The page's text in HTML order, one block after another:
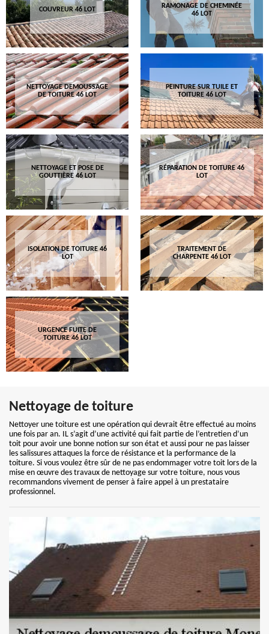
COUVREUR 46 LOT
RAMONAGE DE CHEMINÉE
46 LOT
NETTOYAGE DEMOUSSAGE
DE TOITURE 46 LOT
PEINTURE SUR TUILE ET
TOITURE 46 LOT
NETTOYAGE ET POSE DE
GOUTTIÈRE 46 LOT
RÉPARATION DE TOITURE 46
LOT
ISOLATION DE TOITURE 46
LOT
TRAITEMENT DE
CHARPENTE 46 LOT
URGENCE FUITE DE
TOITURE 46 LOT
Nettoyage de toiture
Nettoyer une toiture est une opération qui devrait être effectué au moins
une fois par an. IL s’agit d’une activité qui fait partie de l’entretien d’un
toit pour avoir une bonne notion sur son état et aussi pour ne pas laisser
les salissures attaques la force de résistance et la performance de la
toiture. Si vous voulez être sûr de ne pas endommager votre toit lors de la
mise en œuvre des travaux de nettoyage sur votre toiture, nous vous
recommandons vivement de penser à faire appel à un prestataire
professionnel.